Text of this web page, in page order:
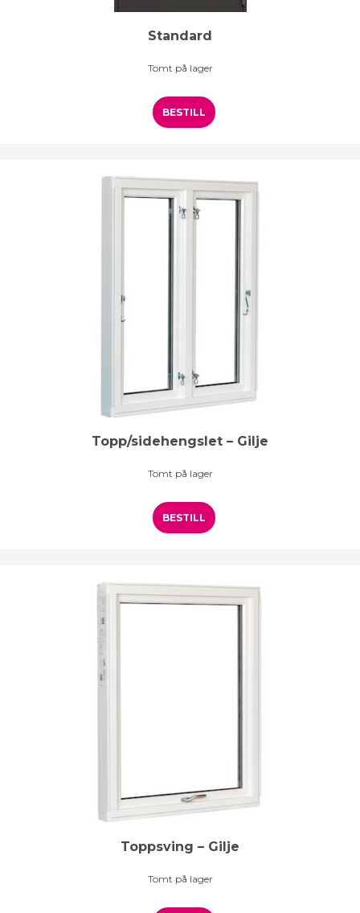
Standard
Tomt på lager
BESTILL
Topp/sidehengslet – Gilje
Tomt på lager
BESTILL
Toppsving – Gilje
Tomt på lager